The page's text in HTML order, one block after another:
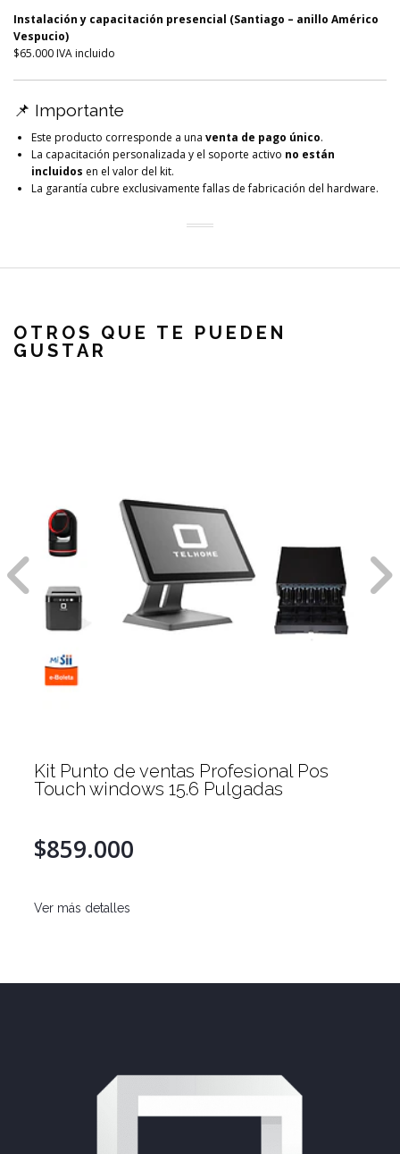
Instalación y capacitación presencial (Santiago – anillo Américo
Vespucio)
$65.000 IVA incluido
📌 Importante
Este producto corresponde a una venta de pago único.
La capacitación personalizada y el soporte activo no están
incluidos en el valor del kit.
La garantía cubre exclusivamente fallas de fabricación del hardware.
OTROS QUE TE PUEDEN
GUSTAR
Kit Punto de ventas Profesional Pos
Touch windows 15.6 Pulgadas
$859.000
Ver más detalles